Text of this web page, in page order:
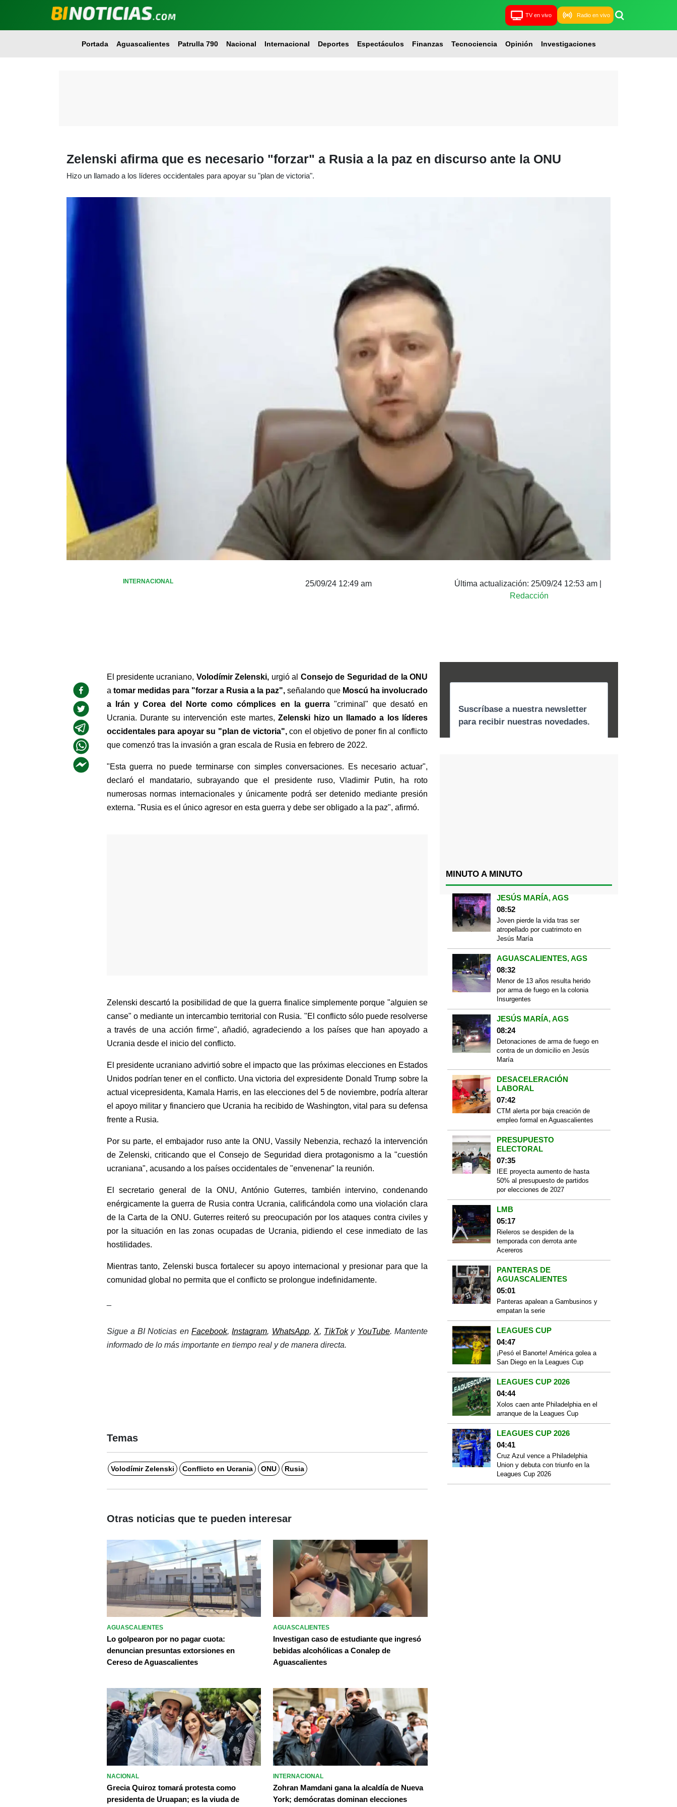
TV en vivo Radio en vivo
Portada Aguascalientes Patrulla 790 Nacional Internacional Deportes Espectáculos Finanzas Tecnociencia Opinión Investigaciones
Zelenski afirma que es necesario "forzar" a Rusia a la paz en discurso ante la ONU
Hizo un llamado a los líderes occidentales para apoyar su "plan de victoria".
INTERNACIONAL 25/09/24 12:49 am Última actualización: 25/09/24 12:53 am
Redacción
El presidente ucraniano, Volodímir Zelenski, urgió al Consejo de Seguridad de la ONU
a tomar medidas para "forzar a Rusia a la paz", señalando que Moscú ha involucrado
a Irán y Corea del Norte como cómplices en la guerra "criminal" que desató en
Ucrania. Durante su intervención este martes, Zelenski hizo un llamado a los líderes
occidentales para apoyar su "plan de victoria", con el objetivo de poner fin al conflicto
que comenzó tras la invasión a gran escala de Rusia en febrero de 2022.
"Esta guerra no puede terminarse con simples conversaciones. Es necesario actuar",
declaró el mandatario, subrayando que el presidente ruso, Vladimir Putin, ha roto
numerosas normas internacionales y únicamente podrá ser detenido mediante presión
externa. "Rusia es el único agresor en esta guerra y debe ser obligado a la paz", afirmó.
Zelenski descartó la posibilidad de que la guerra finalice simplemente porque "alguien se
canse" o mediante un intercambio territorial con Rusia. "El conflicto sólo puede resolverse
a través de una acción firme", añadió, agradeciendo a los países que han apoyado a
Ucrania desde el inicio del conflicto.
El presidente ucraniano advirtió sobre el impacto que las próximas elecciones en Estados
Unidos podrían tener en el conflicto. Una victoria del expresidente Donald Trump sobre la
actual vicepresidenta, Kamala Harris, en las elecciones del 5 de noviembre, podría alterar
el apoyo militar y financiero que Ucrania ha recibido de Washington, vital para su defensa
frente a Rusia.
Por su parte, el embajador ruso ante la ONU, Vassily Nebenzia, rechazó la intervención
de Zelenski, criticando que el Consejo de Seguridad diera protagonismo a la "cuestión
ucraniana", acusando a los países occidentales de "envenenar" la reunión.
El secretario general de la ONU, António Guterres, también intervino, condenando
enérgicamente la guerra de Rusia contra Ucrania, calificándola como una violación clara
de la Carta de la ONU. Guterres reiteró su preocupación por los ataques contra civiles y
por la situación en las zonas ocupadas de Ucrania, pidiendo el cese inmediato de las
hostilidades.
Mientras tanto, Zelenski busca fortalecer su apoyo internacional y presionar para que la
comunidad global no permita que el conflicto se prolongue indefinidamente.
Sigue a BI Noticias en Facebook, Instagram, WhatsApp, X, TikTok y YouTube. Mantente
informado de lo más importante en tiempo real y de manera directa.
Temas
Volodímir Zelenski Conflicto en Ucrania ONU Rusia
MINUTO A MINUTO
JESÚS MARÍA, AGS
08:52
Joven pierde la vida tras ser
atropellado por cuatrimoto en
Jesús María
AGUASCALIENTES, AGS
08:32
Menor de 13 años resulta herido
por arma de fuego en la colonia
Insurgentes
JESÚS MARÍA, AGS
08:24
Detonaciones de arma de fuego en
contra de un domicilio en Jesús
María
DESACELERACIÓN
LABORAL
07:42
CTM alerta por baja creación de
empleo formal en Aguascalientes
PRESUPUESTO
ELECTORAL
07:35
IEE proyecta aumento de hasta
50% al presupuesto de partidos
por elecciones de 2027
LMB
05:17
Rieleros se despiden de la
temporada con derrota ante
Acereros
PANTERAS DE
AGUASCALIENTES
05:01
Panteras apalean a Gambusinos y
empatan la serie
LEAGUES CUP
04:47
¡Pesó el Banorte! América golea a
San Diego en la Leagues Cup
LEAGUES CUP 2026
04:44
Xolos caen ante Philadelphia en el
arranque de la Leagues Cup
LEAGUES CUP 2026
04:41
Cruz Azul vence a Philadelphia
Union y debuta con triunfo en la
Leagues Cup 2026
Otras noticias que te pueden interesar
AGUASCALIENTES
Lo golpearon por no pagar cuota:
denuncian presuntas extorsiones en
Cereso de Aguascalientes
AGUASCALIENTES
Investigan caso de estudiante que ingresó
bebidas alcohólicas a Conalep de
Aguascalientes
NACIONAL
Grecia Quiroz tomará protesta como
presidenta de Uruapan; es la viuda de
INTERNACIONAL
Zohran Mamdani gana la alcaldía de Nueva
York; demócratas dominan elecciones